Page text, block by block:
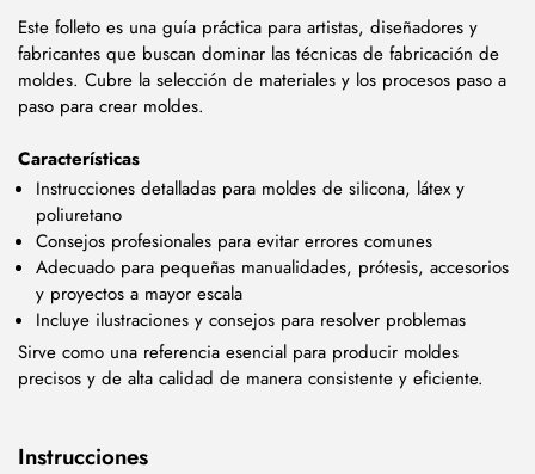
Este folleto es una guía práctica para artistas, diseñadores y
fabricantes que buscan dominar las técnicas de fabricación de
moldes. Cubre la selección de materiales y los procesos paso a
paso para crear moldes.
Características
Instrucciones detalladas para moldes de silicona, látex y
poliuretano
Consejos profesionales para evitar errores comunes
Adecuado para pequeñas manualidades, prótesis, accesorios
y proyectos a mayor escala
Incluye ilustraciones y consejos para resolver problemas
Sirve como una referencia esencial para producir moldes
precisos y de alta calidad de manera consistente y eficiente.
Instrucciones